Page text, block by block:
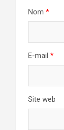
Nom *
E-mail *
Site web